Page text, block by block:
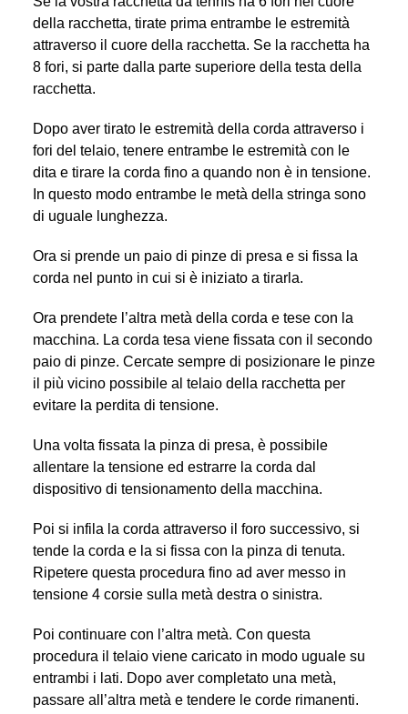
della racchetta, tirate prima entrambe le estremità
attraverso il cuore della racchetta. Se la racchetta ha
8 fori, si parte dalla parte superiore della testa della
racchetta.
Dopo aver tirato le estremità della corda attraverso i
fori del telaio, tenere entrambe le estremità con le
dita e tirare la corda fino a quando non è in tensione.
In questo modo entrambe le metà della stringa sono
di uguale lunghezza.
Ora si prende un paio di pinze di presa e si fissa la
corda nel punto in cui si è iniziato a tirarla.
Ora prendete l’altra metà della corda e tese con la
macchina. La corda tesa viene fissata con il secondo
paio di pinze. Cercate sempre di posizionare le pinze
il più vicino possibile al telaio della racchetta per
evitare la perdita di tensione.
Una volta fissata la pinza di presa, è possibile
allentare la tensione ed estrarre la corda dal
dispositivo di tensionamento della macchina.
Poi si infila la corda attraverso il foro successivo, si
tende la corda e la si fissa con la pinza di tenuta.
Ripetere questa procedura fino ad aver messo in
tensione 4 corsie sulla metà destra o sinistra.
Poi continuare con l’altra metà. Con questa
procedura il telaio viene caricato in modo uguale su
entrambi i lati. Dopo aver completato una metà,
passare all’altra metà e tendere le corde rimanenti.